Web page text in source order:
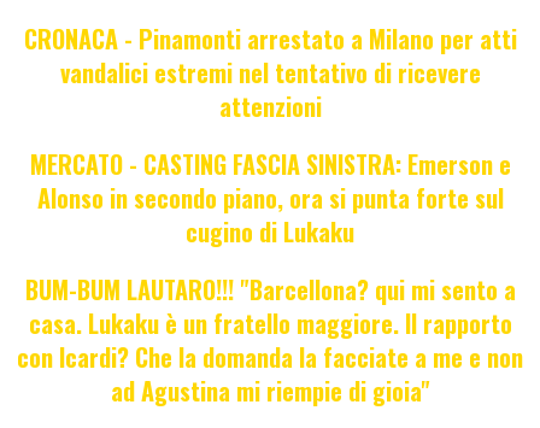
CRONACA - Pinamonti arrestato a Milano per atti
vandalici estremi nel tentativo di ricevere
attenzioni
MERCATO - CASTING FASCIA SINISTRA: Emerson e
Alonso in secondo piano, ora si punta forte sul
cugino di Lukaku
BUM-BUM LAUTARO!!! "Barcellona? qui mi sento a
casa. Lukaku è un fratello maggiore. Il rapporto
con Icardi? Che la domanda la facciate a me e non
ad Agustina mi riempie di gioia"